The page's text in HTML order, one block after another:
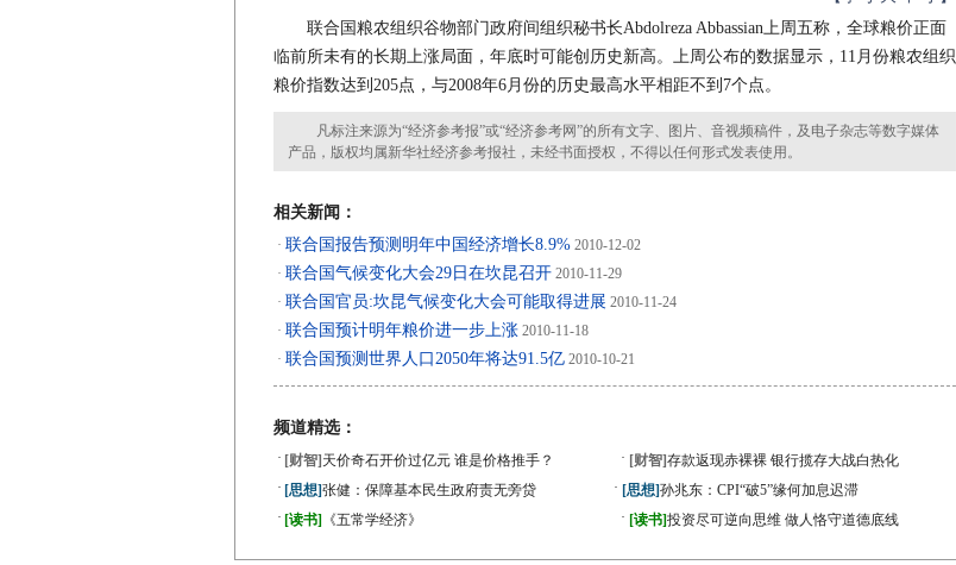
联合国粮农组织谷物部门政府间组织秘书长Abdolreza Abbassian上周五称，全球粮价正面
临前所未有的长期上涨局面，年底时可能创历史新高。上周公布的数据显示，11月份粮农组织
粮价指数达到205点，与2008年6月份的历史最高水平相距不到7个点。
凡标注来源为“经济参考报”或“经济参考网”的所有文字、图片、音视频稿件，及电子杂志等数字媒体
产品，版权均属新华社经济参考报社，未经书面授权，不得以任何形式发表使用。
相关新闻：
· 联合国报告预测明年中国经济增长8.9% 2010-12-02
· 联合国气候变化大会29日在坎昆召开 2010-11-29
· 联合国官员:坎昆气候变化大会可能取得进展 2010-11-24
· 联合国预计明年粮价进一步上涨 2010-11-18
· 联合国预测世界人口2050年将达91.5亿 2010-10-21
频道精选：
· [财智] 天价奇石开价过亿元 谁是价格推手？ · [财智]存款返现赤裸裸 银行揽存大战白热化
· [思想]张健：保障基本民生政府责无旁贷 · [思想]孙兆东：CPI“破5”缘何加息迟滞
· [读书] 《五常学经济》 · [读书]投资尽可逆向思维 做人恪守道德底线